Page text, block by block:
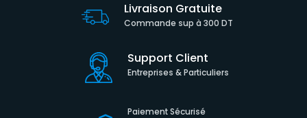
Livraison Gratuite
Commande sup à 300 DT
Support Client
Entreprises & Particuliers
Paiement Sécurisé